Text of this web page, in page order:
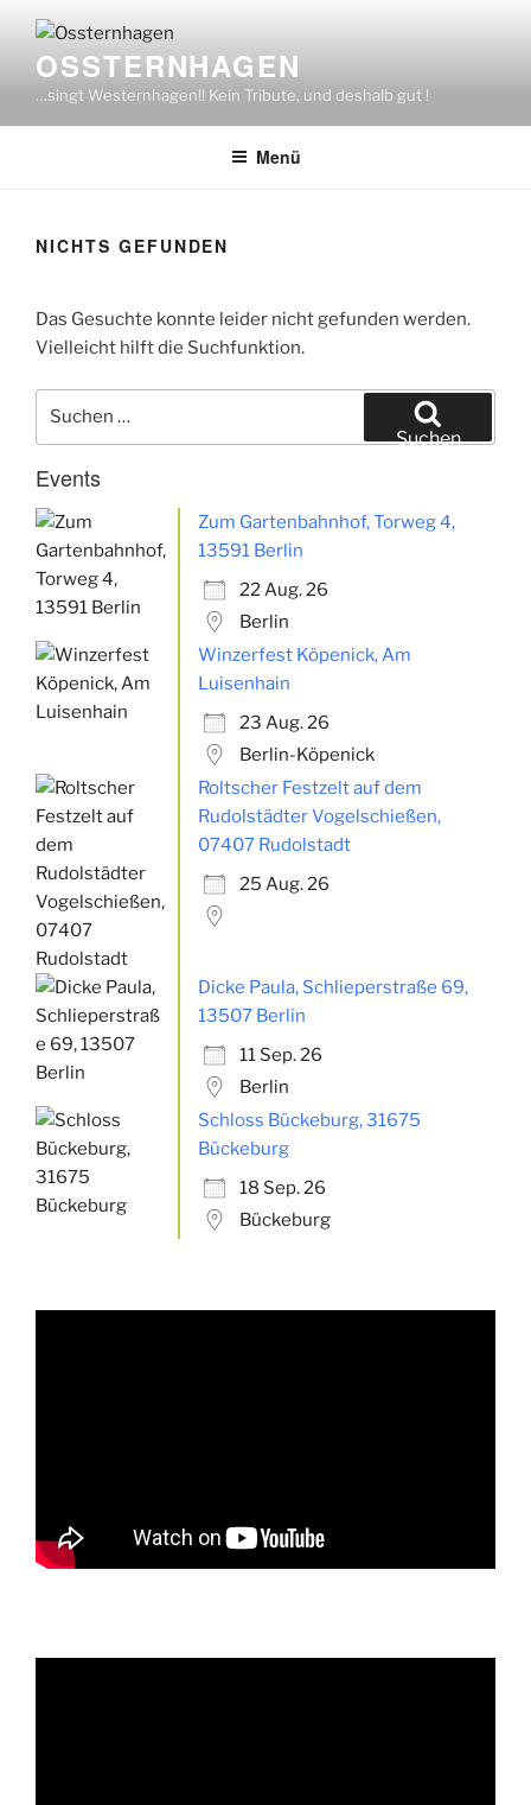
Inhalt
springenOSSTERNHAGEN
…singt Westernhagen!! Kein Tribute, und deshalb gut !
Menü
NICHTS GEFUNDEN
Das Gesuchte konnte leider nicht gefunden werden.
Vielleicht hilft die Suchfunktion.
Suchen
nach:
Suchen
Events
Zum Gartenbahnhof, Torweg 4,
13591 Berlin
22 Aug. 26
Berlin
Winzerfest Köpenick, Am
Luisenhain
23 Aug. 26
Berlin-Köpenick
Roltscher Festzelt auf dem
Rudolstädter Vogelschießen,
07407 Rudolstadt
25 Aug. 26
Dicke Paula, Schlieperstraße 69,
13507 Berlin
11 Sep. 26
Berlin
Schloss Bückeburg, 31675
Bückeburg
18 Sep. 26
Bückeburg